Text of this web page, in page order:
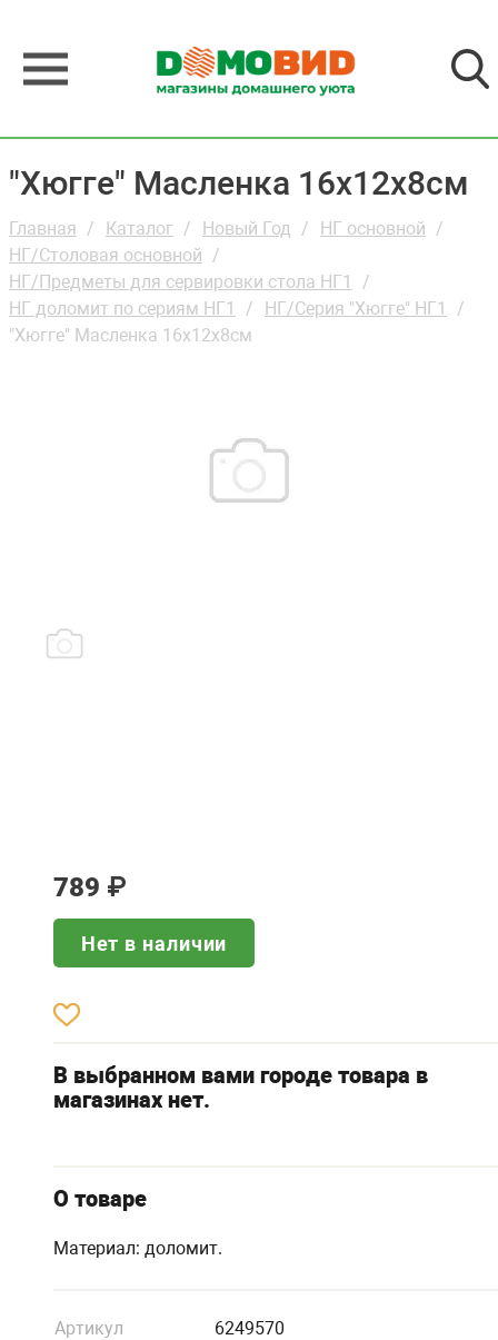
"Хюгге" Масленка 16х12х8см
Главная Каталог Новый Год
НГ основной
НГ/Столовая основной
НГ/Предметы для сервировки стола НГ1
НГ доломит по сериям НГ1
НГ/Серия "Хюгге" НГ1
"Хюгге" Масленка 16х12х8см
789 ₽
Нет в наличии
В выбранном вами городе товара в
магазинах нет.
О товаре
Материал: доломит.
Артикул
6249570